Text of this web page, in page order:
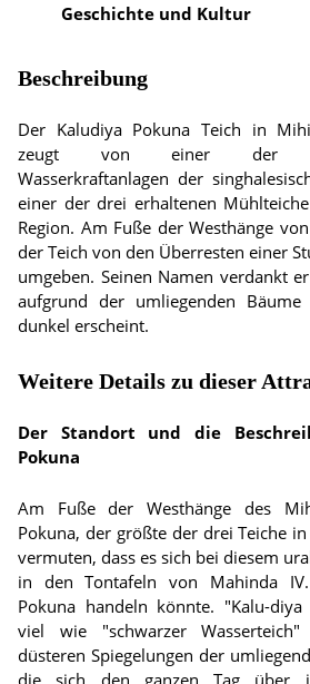
Geschichte und Kultur
Beschreibung
Der Kaludiya Pokuna Teich in
zeugt von einer der
Wasserkraftanlagen der
einer der drei erhaltenen
Region. Am Fuße der Westhänge
der Teich von den Überresten einer
umgeben. Seinen Namen verdankt
aufgrund der umliegenden
dunkel erscheint.
Weitere Details zu dieser
Der Standort und die
Pokuna
Am Fuße der Westhänge des
Pokuna, der größte der drei Teiche
vermuten, dass es sich bei diesem
in den Tontafeln von Mahinda
Pokuna handeln könnte. "Kalu-
viel wie "schwarzer
düsteren Spiegelungen der
die sich den ganzen Tag über